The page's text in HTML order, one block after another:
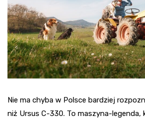
Nie ma chyba w Polsce bardziej
niż Ursus C-330. To maszyna-legenda,